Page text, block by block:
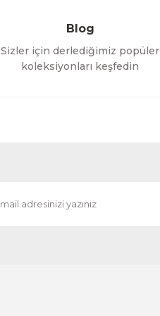
Blog
Sizler için derlediğimiz popüler
koleksiyonları keşfedin